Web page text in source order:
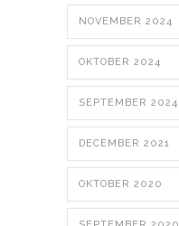
NOVEMBER 2024
OKTOBER 2024
SEPTEMBER 2024
DECEMBER 2021
OKTOBER 2020